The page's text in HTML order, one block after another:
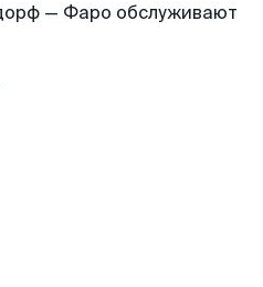
— Фаро обслуживают